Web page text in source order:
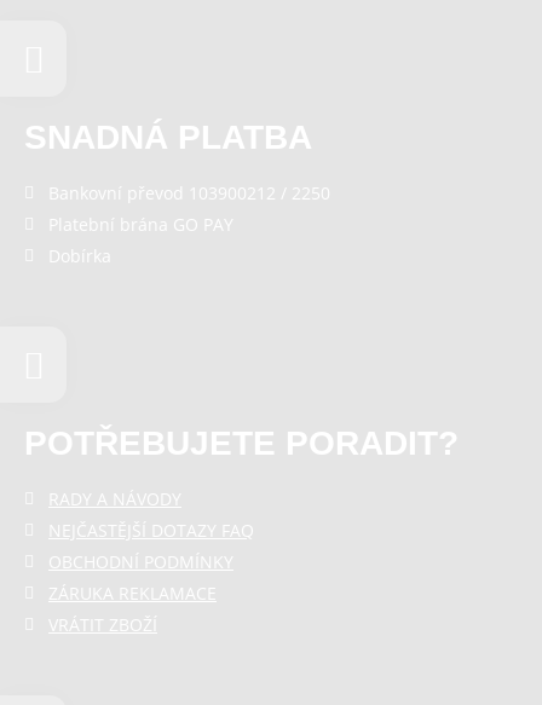
SNADNÁ PLATBA
Bankovní převod 103900212 / 2250
Platební brána GO PAY
Dobírka
POTŘEBUJETE PORADIT?
RADY A NÁVODY
NEJČASTĚJŠÍ DOTAZY FAQ
OBCHODNÍ PODMÍNKY
ZÁRUKA REKLAMACE
VRÁTIT ZBOŽÍ